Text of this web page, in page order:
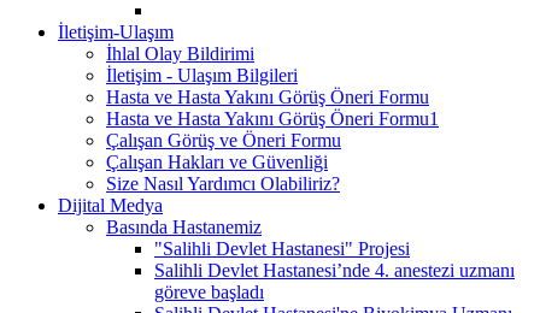
İletişim-Ulaşım
İhlal Olay Bildirimi
İletişim - Ulaşım Bilgileri
Hasta ve Hasta Yakını Görüş Öneri Formu
Hasta ve Hasta Yakını Görüş Öneri Formu1
Çalışan Görüş ve Öneri Formu
Çalışan Hakları ve Güvenliği
Size Nasıl Yardımcı Olabiliriz?
Dijital Medya
Basında Hastanemiz
"Salihli Devlet Hastanesi" Projesi
Salihli Devlet Hastanesi’nde 4. anestezi uzmanı
göreve başladı